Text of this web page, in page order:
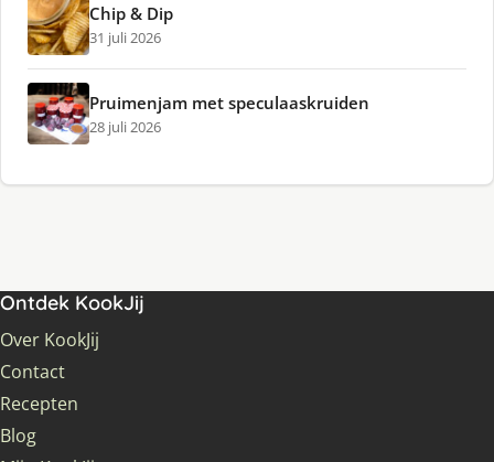
Chip & Dip
31 juli 2026
Pruimenjam met speculaaskruiden
28 juli 2026
Ontdek KookJij
Over KookJij
Contact
Recepten
Blog